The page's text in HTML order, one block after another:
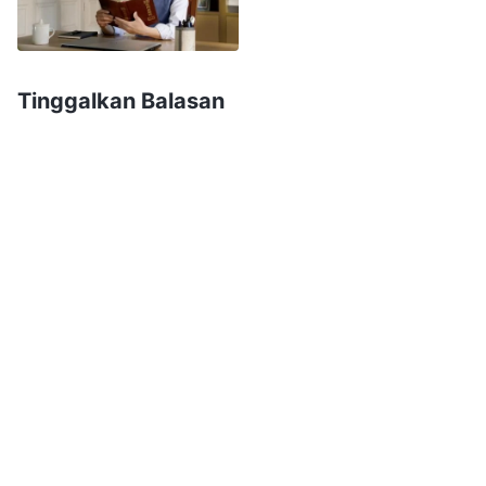
Tuhan Yang Mahakuasa serta apa yang kubaca
di internet yang menentang dan mengutuk
Gereja Tuhan Yang Mahakuasa, aku kembali
Tinggalkan Balasan